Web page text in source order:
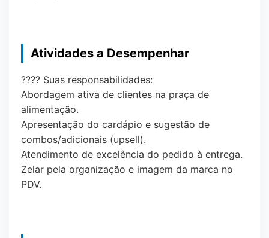
Atividades a Desempenhar
???? Suas responsabilidades:
Abordagem ativa de clientes na praça de
alimentação.
Apresentação do cardápio e sugestão de
combos/adicionais (upsell).
Atendimento de excelência do pedido à entrega.
Zelar pela organização e imagem da marca no
PDV.